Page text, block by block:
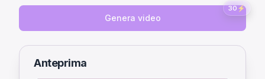
30 ⚡
Genera video
Anteprima